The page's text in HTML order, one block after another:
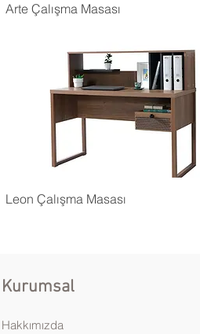
Arte Çalışma Masası
Leon Çalışma Masası
Kurumsal
Hakkımızda